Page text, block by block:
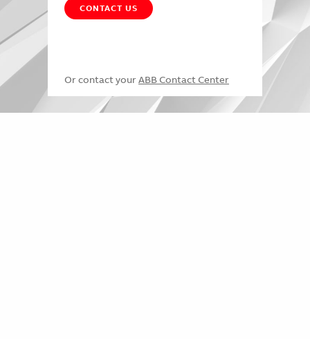
CONTACT US
Or contact your ABB Contact Center